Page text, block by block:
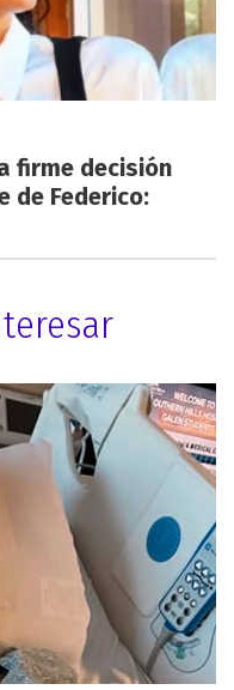
firme decisión
de Federico: